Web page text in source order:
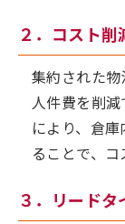
２．コスト削
集約された
人件費を削
により、倉
ることで、コ
３．リードタ